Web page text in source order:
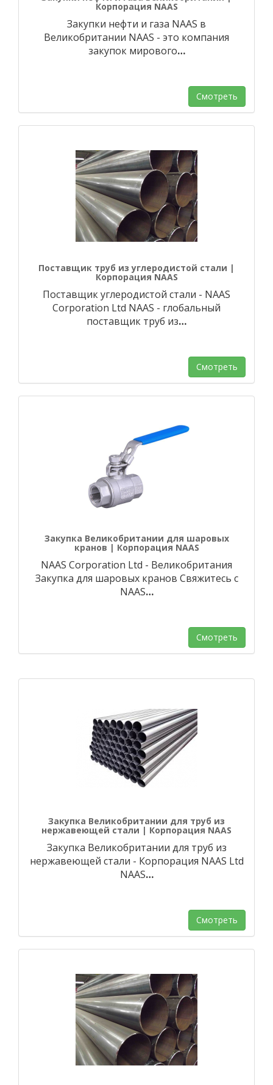
Корпорация NAAS
Закупки нефти и газа NAAS в
Великобритании NAAS - это компания
закупок мирового…
Смотреть
Поставщик труб из углеродистой стали |
Корпорация NAAS
Поставщик углеродистой стали - NAAS
Corporation Ltd NAAS - глобальный
поставщик труб из…
Смотреть
Закупка Великобритании для шаровых
кранов | Корпорация NAAS
NAAS Corporation Ltd - Великобритания
Закупка для шаровых кранов Свяжитесь с
NAAS…
Смотреть
Закупка Великобритании для труб из
нержавеющей стали | Корпорация NAAS
Закупка Великобритании для труб из
нержавеющей стали - Корпорация NAAS Ltd
NAAS…
Смотреть